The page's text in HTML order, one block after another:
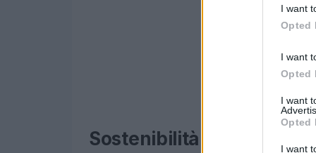
I want
Opted
I want
Opted
I want
Opted
I want
Sostenibilità e